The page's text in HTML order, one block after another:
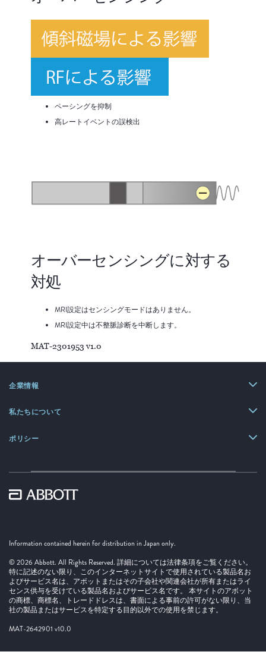
ペーシングを抑制
高レートイベントの誤検出
オーバーセンシングに対する
対処
MRI設定はセンシングモードはありません。
MRI設定中は不整脈診断を中断します。
MAT-2301953 v1.0
企業情報
私たちについて
ポリシー
Information contained herein for distribution in Japan only.
© 2026 Abbott. All Rights Reserved. 詳細については法律条項をご覧ください。
特に記述のない限り、このインターネットサイトで使用されている製品名お
よびサービス名は、アボットまたはその子会社や関連会社が所有またはライ
センス供与を受けている製品名およびサービス名です。 本サイトのアボット
の商標、商標名、トレードドレスは、書面による事前の許可がない限り、当
社の製品またはサービスを特定する目的以外での使用を禁じます。
MAT-2642901 v10.0